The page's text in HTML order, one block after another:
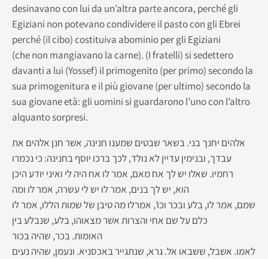
desinavano con lui da un’altra parte ancora, perché gli
Egiziani non potevano condividere il pasto con gli Ebrei
perché (il cibo) costituiva abominio per gli Egiziani
(che non mangiavano la carne). (I fratelli) si sedettero
davanti a lui (Yossef) il primogenito (per primo) secondo la
sua primogenitura e il più giovane (per ultimo) secondo la
sua giovane età: gli uomini si guardarono l’uno con l’altro
alquanto sorpresi.
אלהים יחנך בני. בשאר שבטים שמענו חנינה, אשר חנן אלהים את
עבדך, ובנימין עדיין לא נולד, לכך ברכו יוסף בחנינה: כי נכמרו
רחמיו. שאלו יש לך אח מאם, אמר לו אח היה לי ואיני יודע היכן
הוא, יש לך בנים, אמר לו יש לי עשרה, אמר לו ומה
שמם, אמר לו, בלע ובכר וכו’, אמרלו מה טיבן של שמות הללו, אמר לו
כלם על שם אחי והצרות אשר מצאוהו, בלע, שנבלע בין
האומות. בכר, שהיה בכור
לאמו. אשבל, ששבאו אל. גרא, שנתגייר באכסניא. ונעמן, שהיה נעים